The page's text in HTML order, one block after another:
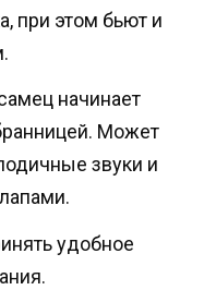
при этом бьют и
начинает
Может
звуки и
удобное